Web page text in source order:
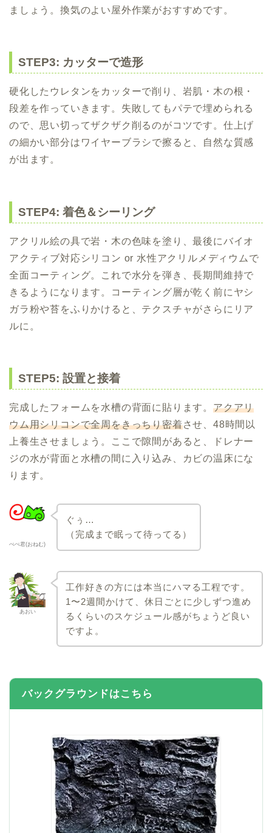
ましょう。換気のよい屋外作業がおすすめです。
STEP3: カッターで造形
硬化したウレタンをカッターで削り、岩肌・木の根・
段差を作っていきます。失敗してもパテで埋められる
ので、思い切ってザクザク削るのがコツです。仕上げ
の細かい部分はワイヤーブラシで擦ると、自然な質感
が出ます。
STEP4: 着色＆シーリング
アクリル絵の具で岩・木の色味を塗り、最後にバイオ
アクティブ対応シリコン or 水性アクリルメディウムで
全面コーティング。これで水分を弾き、長期間維持で
きるようになります。コーティング層が乾く前にヤシ
ガラ粉や苔をふりかけると、テクスチャがさらにリア
ルに。
STEP5: 設置と接着
完成したフォームを水槽の背面に貼ります。 アクアリ
ウム用シリコンで全周をきっちり密着させ、48時間以
上養生させましょう。ここで隙間があると、ドレナー
ジの水が背面と水槽の間に入り込み、カビの温床にな
ります。
ぺぺ君(おねむ)
ぐぅ…
（完成まで眠って待ってる）
あおい
工作好きの方には本当にハマる工程です。
1〜2週間かけて、休日ごとに少しずつ進め
るくらいのスケジュール感がちょうど良い
ですよ。
バックグラウンドはこちら